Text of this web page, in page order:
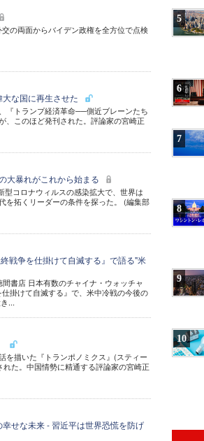
の両面からバイデン政権を全方位で点検
な国に再生させた
『トランプ経済革命──側近ブレーンたち
、このほど発刊された。評論家の宮崎正
大暴れがこれから始まる
コロナウィルスの感染拡大で、世界は
を拓くリーダーの条件を探った。 (編集部
戦争を仕掛けて自滅する』で語る"米
書店 日本有数のチャイナ・ウォッチャ
掛けて自滅する』で、米中冷戦の今後の
...
を描いた『トランポノミクス』(スティー
た。中国情勢に精通する評論家の宮崎正
せな未来 - 習近平は世界恐慌を防げ
5
6
7
8
9
10